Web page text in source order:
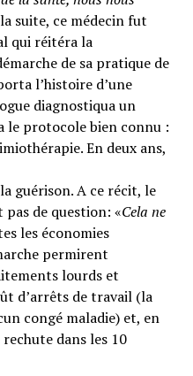
suite, ce médecin fut
qui réitéra la
de sa pratique de
l’histoire d’une
diagnostiqua un
le protocole bien connu :
En deux ans,
guérison. A ce récit, le
pas de question: «Cela ne
les économies
permirent
lourds et
d’arrêts de travail (la
congé maladie) et, en
dans les 10